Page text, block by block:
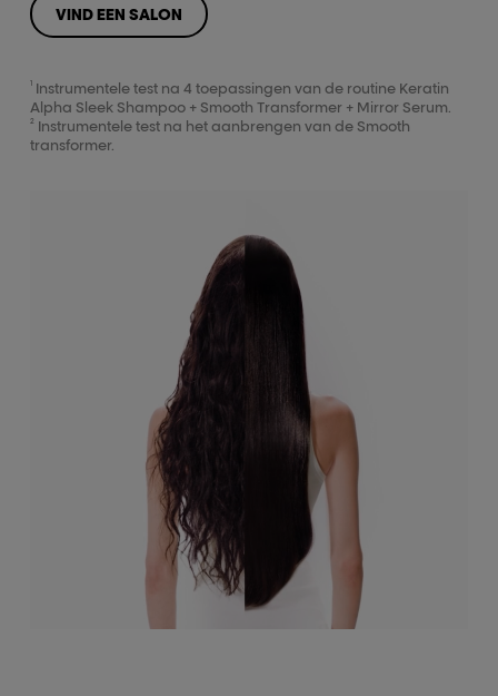
VIND EEN SALON
1Instrumentele test na 4 toepassingen van de routine Keratin
Alpha Sleek Shampoo + Smooth Transformer + Mirror Serum.
2
Instrumentele test na het aanbrengen van de Smooth
transformer.